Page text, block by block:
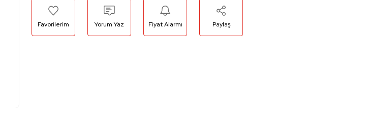
Yorum Yaz Fiyat Alarmı Paylaş